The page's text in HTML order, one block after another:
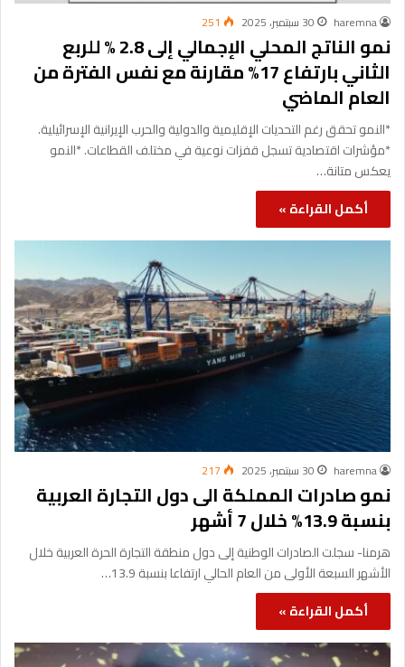
haremna 30 سبتمبر، 2025 251
نمو الناتج المحلي الإجمالي إلى 2.8 % للربع
الثاني بارتفاع 17% مقارنة مع نفس الفترة من
العام الماضي
*النمو تحقق رغم التحديات الإقليمية والدولية والحرب الإيرانية الإسرائيلية.
*مؤشرات اقتصادية تسجل قفزات نوعية في مختلف القطاعات. *النمو
يعكس متانة…
أكمل القراءة »
haremna 30 سبتمبر، 2025 217
نمو صادرات المملكة الى دول التجارة العربية
بنسبة 13.9% خلال 7 أشهر
هرمنا- سجلت الصادرات الوطنية إلى دول منطقة التجارة الحرة العربية خلال
الأشهر السبعة الأولى من العام الحالي ارتفاعا بنسبة 13.9…
أكمل القراءة »